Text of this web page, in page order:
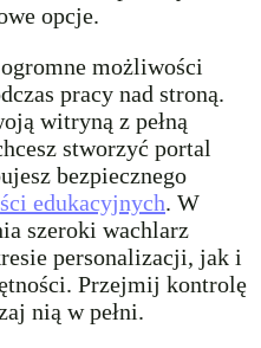
opcje.
możliwości
pracy nad stroną.
witryną z pełną
stworzyć portal
bezpiecznego
edukacyjnych. W
szeroki wachlarz
personalizacji, jak i
Przejmij kontrolę
nią w pełni.